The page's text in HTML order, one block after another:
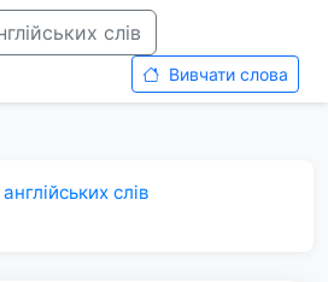
слів
Вивчати слова
слів